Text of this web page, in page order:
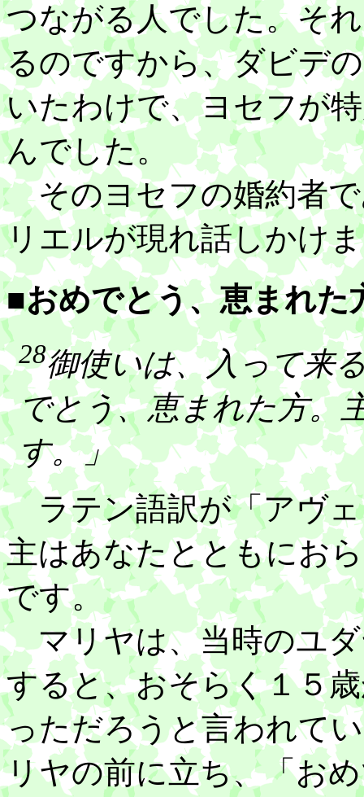
つながる人でした。そ
るのですから、ダビデ
いたわけで、ヨセフが
んでした。
そのヨセフの婚約者で
リエルが現れ話しかけ
■おめでとう、恵まれた
28御使いは、入って来
でとう、恵まれた方。
す。」
ラテン語訳が「アヴェ
主はあなたとともにお
です。
マリヤは、当時のユダ
すると、おそらく１５
っただろうと言われて
リヤの前に立ち、「お